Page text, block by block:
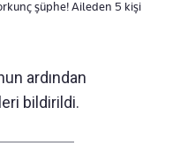
şüphe! Aileden 5 kişi
ardından
bildirildi.